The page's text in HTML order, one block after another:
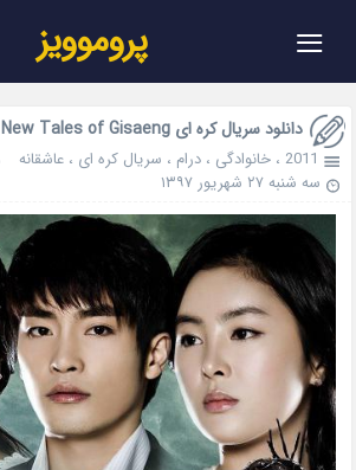
≡ پروموویز
دانلود سریال کره ای New Tales of Gisaeng
2011 ،خانوادگی ،درام ، سریال کره ای ،عاشقانه
سه شنبه ۲۷ شهریور ۱۳۹۷